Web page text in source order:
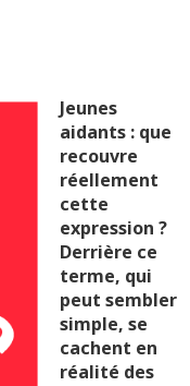
Jeunes
aidants : que
recouvre
réellement
cette
expression ?
Derrière ce
terme, qui
peut sembler
simple, se
cachent en
réalité des